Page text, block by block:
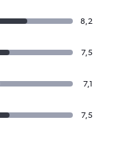
8,2
7,5
7,1
7,5